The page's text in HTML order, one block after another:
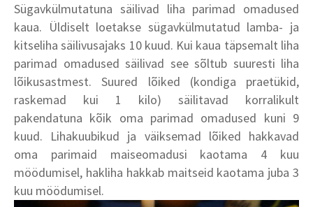
Sügavkülmutatuna säilivad liha parimad omadused
kaua. Üldiselt loetakse sügavkülmutatud lamba- ja
kitseliha säilivusajaks 10 kuud. Kui kaua täpsemalt liha
parimad omadused säilivad see sõltub suuresti liha
lõikusastmest. Suured lõiked (kondiga praetükid,
raskemad kui 1 kilo) säilitavad korralikult
pakendatuna kõik oma parimad omadused kuni 9
kuud. Lihakuubikud ja väiksemad lõiked hakkavad
oma parimaid maiseomadusi kaotama 4 kuu
möödumisel, hakliha hakkab maitseid kaotama juba 3
kuu möödumisel.